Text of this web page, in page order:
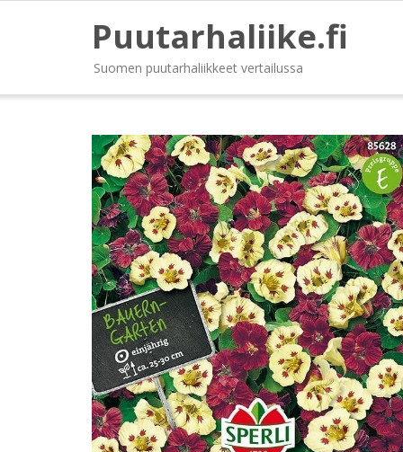
Puutarhaliike.fi
Suomen puutarhaliikkeet vertailussa